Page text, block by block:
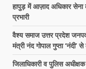
हापुड़ में आज़ाद अधिकार सेना
प्रभारी
वैश्य समाज उत्तर प्रदेश
मंत्री नंद गोपाल गुप्ता ‘नंदी’
जिलाधिकारी व पुलिस